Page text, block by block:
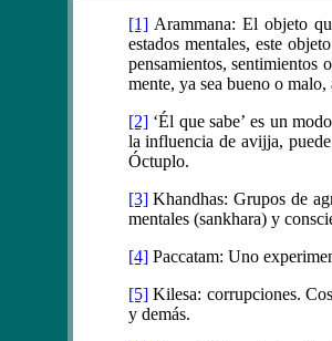
[1]Arammana: El objeto
estados mentales, este
pensamientos, sentimientos
mente, ya sea bueno o
[2]‘Él que sabe’ es un
la influencia de avijja,
Óctuplo.
[3]Khandhas: Grupos de
mentales (sankhara) y
[4]Paccatam: Uno
[5]Kilesa: corrupciones.
y demás.